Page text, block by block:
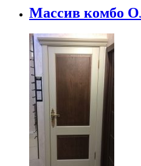
Массив комбо